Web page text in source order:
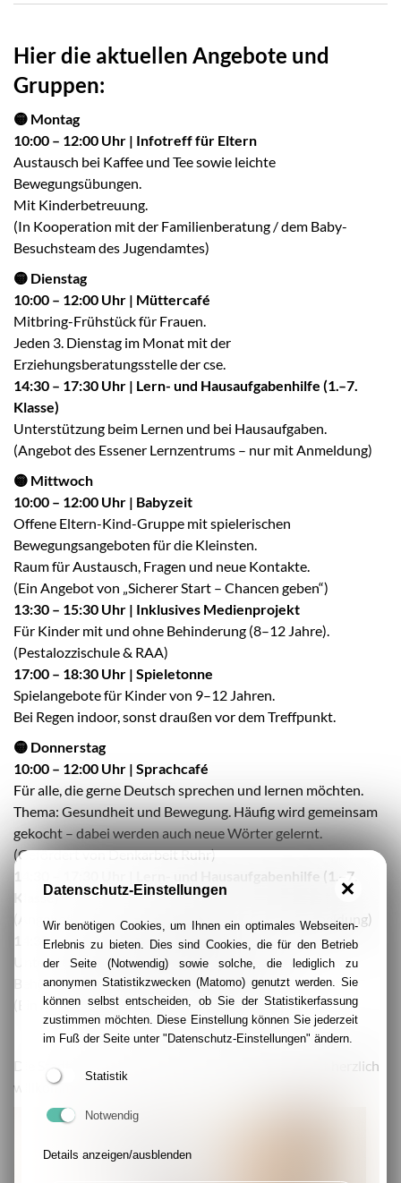
Hier die aktuellen Angebote und
Gruppen:
🟡 Montag
10:00 – 12:00 Uhr | Infotreff für Eltern
Austausch bei Kaffee und Tee sowie leichte
Bewegungsübungen.
Mit Kinderbetreuung.
(In Kooperation mit der Familienberatung / dem Baby-
Besuchsteam des Jugendamtes)
🟡 Dienstag
10:00 – 12:00 Uhr | Müttercafé
Mitbring-Frühstück für Frauen.
Jeden 3. Dienstag im Monat mit der
Erziehungsberatungsstelle der cse.
14:30 – 17:30 Uhr | Lern- und Hausaufgabenhilfe (1.–7.
Klasse)
Unterstützung beim Lernen und bei Hausaufgaben.
(Angebot des Essener Lernzentrums – nur mit Anmeldung)
🟡 Mittwoch
10:00 – 12:00 Uhr | Babyzeit
Offene Eltern-Kind-Gruppe mit spielerischen
Bewegungsangeboten für die Kleinsten.
Raum für Austausch, Fragen und neue Kontakte.
(Ein Angebot von „Sicherer Start – Chancen geben“)
13:30 – 15:30 Uhr | Inklusives Medienprojekt
Für Kinder mit und ohne Behinderung (8–12 Jahre).
(Pestalozzischule & RAA)
17:00 – 18:30 Uhr | Spieletonne
Spielangebote für Kinder von 9–12 Jahren.
Bei Regen indoor, sonst draußen vor dem Treffpunkt.
🟡 Donnerstag
10:00 – 12:00 Uhr | Sprachcafé
Für alle, die gerne Deutsch sprechen und lernen möchten.
Thema: Gesundheit und Bewegung. Häufig wird gemeinsam
gekocht – dabei werden auch neue Wörter gelernt.
(Gefördert von Denkarbeit Ruhr)
14:30 – 17:30 Uhr | Lern- und Hausaufgabenhilfe (1.–7.
Klasse)
(Angebot des Essener Lernzentrums – nur mit Anmeldung)
14:30 – 16:30 Uhr | Formularhilfe
Unterstützung bei Anträgen, Formularen und
Behördenschreiben.
(Ein Angebot des Essener Lernzentrums)
Die Stadtteilsozialarbeiterin Kristin Heinrichs heißt herzlich
willkommen.
Datenschutz-Einstellungen
Wir benötigen Cookies, um Ihnen ein optimales Webseiten-
Erlebnis zu bieten. Dies sind Cookies, die für den Betrieb
der Seite (Notwendig) sowie solche, die lediglich zu
anonymen Statistikzwecken (Matomo) genutzt werden. Sie
können selbst entscheiden, ob Sie der Statistikerfassung
zustimmen möchten. Diese Einstellung können Sie jederzeit
im Fuß der Seite unter "Datenschutz-Einstellungen" ändern.
Statistik
Notwendig
Details anzeigen/ausblenden